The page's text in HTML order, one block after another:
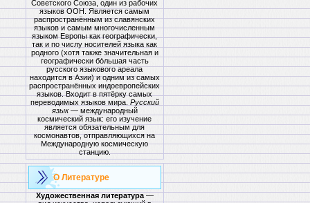
Советского Союза, один из рабочих
языков ООН. Является самым
распространённым из славянских
языков и самым многочисленным
языком Европы как географически,
так и по числу носителей языка как
родного (хотя также значительная и
географически бо́льшая часть
русского языкового ареала
находится в Азии) и одним из самых
распространённых индоевропейских
языков. Входит в пятёрку самых
переводимых языков мира. Русский
язык— международный
космический язык: его изучение
является обязательным для
космонавтов, отправляющихся на
Международную космическую
станцию.
О Литературе
Художественная литература—